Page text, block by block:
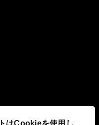
はCookieを使用し